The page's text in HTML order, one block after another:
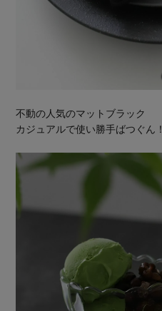
不動の人気のマットブラック
カジュアルで使い勝手ばつぐん！